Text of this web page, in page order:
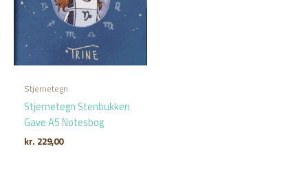
Stjernetegn
Stjernetegn Stenbukken
Gave A5 Notesbog
kr. 229,00